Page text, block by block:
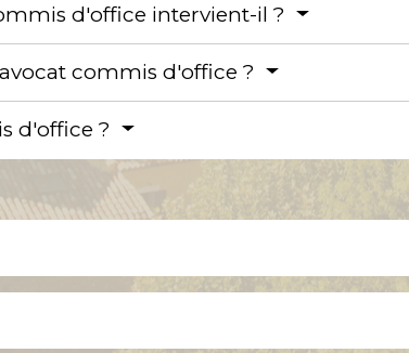
d'office intervient-il ?
commis d'office ?
d'office ?